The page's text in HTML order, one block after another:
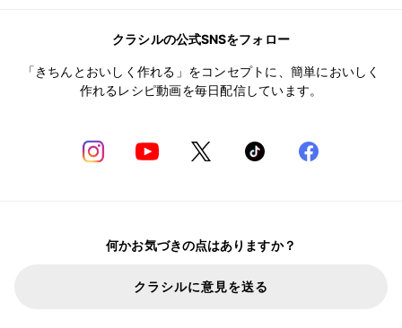
クラシルの公式SNSをフォロー
「きちんとおいしく作れる」をコンセプトに、簡単においしく
作れるレシピ動画を毎日配信しています。
何かお気づきの点はありますか？
クラシルに意見を送る